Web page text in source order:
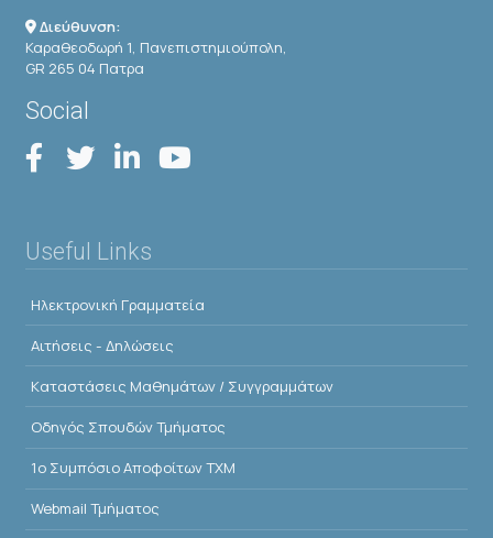
Διεύθυνση:
Καραθεοδωρή 1, Πανεπιστημιούπολη,
GR 265 04 Πατρα
Social
Useful Links
Ηλεκτρονική Γραμματεία
Αιτήσεις - Δηλώσεις
Kαταστάσεις Μαθημάτων / Συγγραμμάτων
Οδηγός Σπουδών Τμήματος
1o Συμπόσιο Αποφοίτων ΤΧΜ
Webmail Τμήματος